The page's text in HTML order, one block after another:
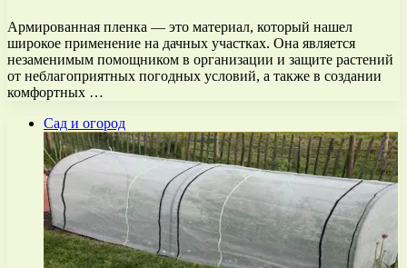
Армированная пленка — это материал, который нашел
широкое применение на дачных участках. Она является
незаменимым помощником в организации и защите растений
от неблагоприятных погодных условий, а также в создании
комфортных …
Сад и огород